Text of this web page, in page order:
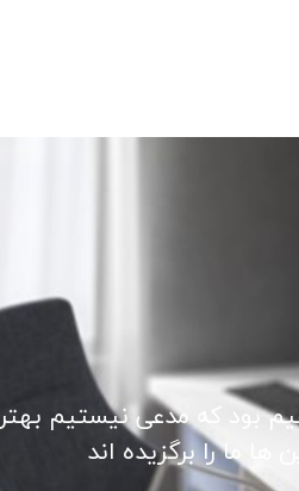
بود که مدعی نیستیم
ما را برگزیده اند